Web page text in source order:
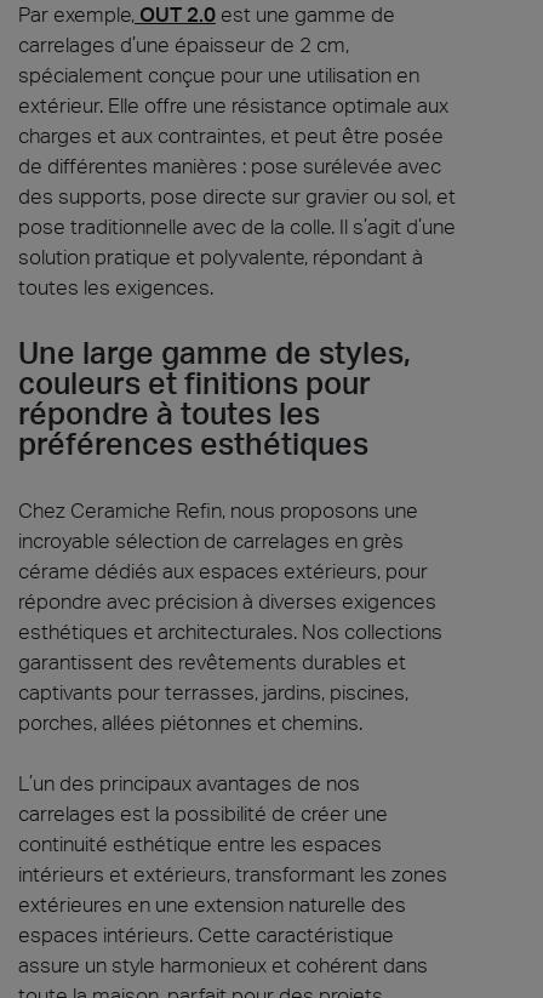
Par exemple, OUT 2.0 est une gamme de
carrelages d’une épaisseur de 2 cm,
spécialement conçue pour une utilisation en
extérieur. Elle offre une résistance optimale aux
charges et aux contraintes, et peut être posée
de différentes manières : pose surélevée avec
des supports, pose directe sur gravier ou sol, et
pose traditionnelle avec de la colle. Il s’agit d’une
solution pratique et polyvalente, répondant à
toutes les exigences.
Une large gamme de styles,
couleurs et finitions pour
répondre à toutes les
préférences esthétiques
Chez Ceramiche Refin, nous proposons une
incroyable sélection de carrelages en grès
cérame dédiés aux espaces extérieurs, pour
répondre avec précision à diverses exigences
esthétiques et architecturales. Nos collections
garantissent des revêtements durables et
captivants pour terrasses, jardins, piscines,
porches, allées piétonnes et chemins.
L’un des principaux avantages de nos
carrelages est la possibilité de créer une
continuité esthétique entre les espaces
intérieurs et extérieurs, transformant les zones
extérieures en une extension naturelle des
espaces intérieurs. Cette caractéristique
assure un style harmonieux et cohérent dans